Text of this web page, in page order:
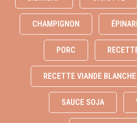
CHAMPIGNON
PORC
RECETTE VIANDE BLANCHE
SAUCE SOJA